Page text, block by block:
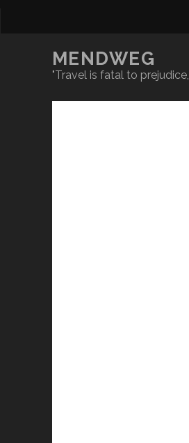
MENDWEG
"Travel is fatal to